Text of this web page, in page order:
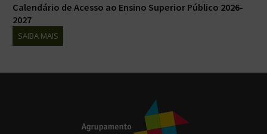
Calendário de Acesso ao Ensino Superior Público 2026-
2027
SAIBA MAIS